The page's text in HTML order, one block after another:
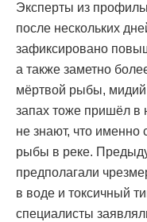
Эксперты из
после нескольких
зафиксировано
а также заметно
мёртвой рыбы, мидий
запах тоже пришёл в
не знают, что именно
рыбы в реке.
предполагали
в воде и токсичный
специалисты